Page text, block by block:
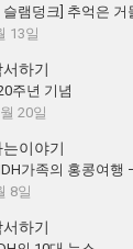
슬램덩크] 추억은 거
13일
서하기
주년 기념
20일
는이야기
가족의 홍콩여
8일
서하기